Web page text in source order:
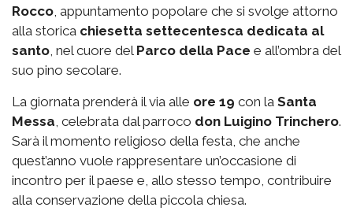
Rocco , appuntamento popolare che si svolge attorno
alla storica chiesetta settecentesca dedicata al
santo , nel cuore del Parco della Pace e all’ombra del
suo pino secolare.
La giornata prenderà il via alle ore 19 con la Santa
Messa , celebrata dal parroco don Luigino Trinchero.
Sarà il momento religioso della festa, che anche
quest’anno vuole rappresentare un’occasione di
incontro per il paese e, allo stesso tempo, contribuire
alla conservazione della piccola chiesa.